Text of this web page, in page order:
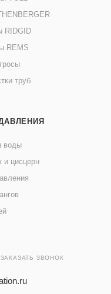
RIDGID
REMS
труб
воды
и цисцерн
ЗАКАЗАТЬ ЗВОНОК